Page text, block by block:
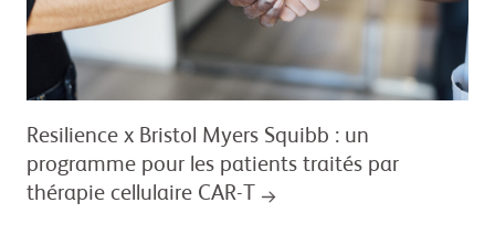
Resilience x Bristol Myers Squibb : un
programme pour les patients traités par
thérapie cellulaire CAR-T